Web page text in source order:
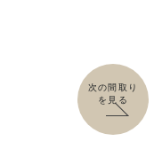
次の間取り
を見る